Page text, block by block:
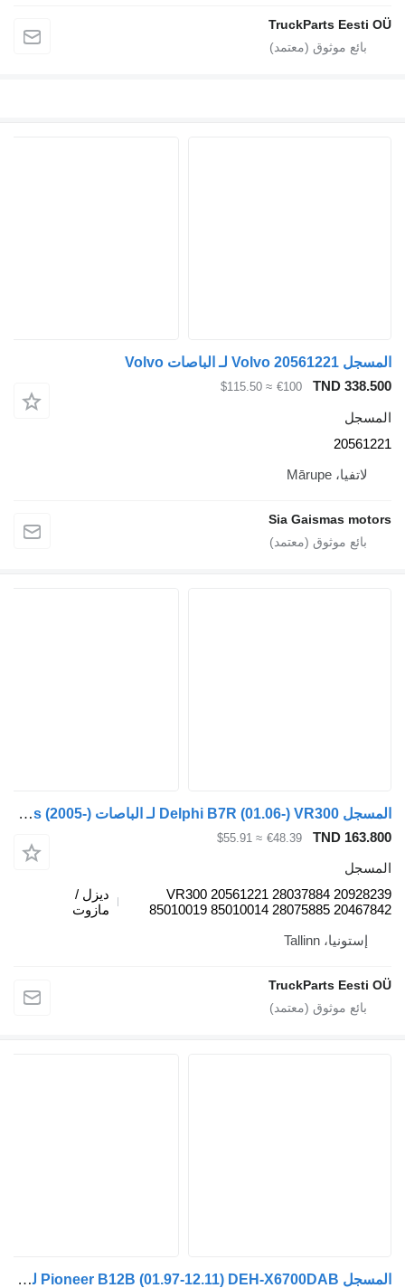
TruckParts Eesti OÜ
المسجل Volvo 20561221 لـ الباصات Volvo
TND 338.500
€100
≈ $115.50
المسجل
20561221
لاتفيا، Mārupe
Sia Gaismas motors
المسجل Delphi B7R (01.06-) VR300 لـ الباصات Volvo B7, B8, B9, B12 bus (2005-)
TND 163.800
€48.39
≈ $55.91
المسجل
VR300 20561221 28037884 20928239
85010019 85010014 28075885 20467842
ديزل /
مازوت
إستونيا، Tallinn
TruckParts Eesti OÜ
المسجل Pioneer B12B (01.97-12.11) DEH-X6700DAB لـ الباصات Volvo B6, B7, B9, B10, B12 bus (1978-2011)